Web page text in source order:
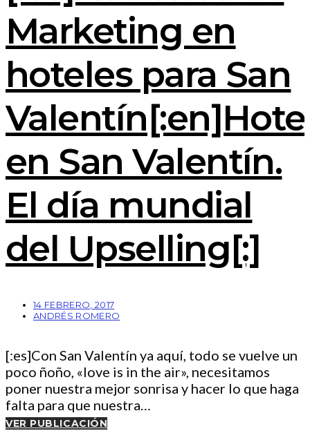
Marketing en
hoteles para San
en San Valentín.
El día mundial
del Upselling[:]
14 FEBRERO, 2017
ANDRÉS ROMERO
[:es]Con San Valentín ya aquí, todo se vuelve un
poco ñoño, «love is in the air», necesitamos
poner nuestra mejor sonrisa y hacer lo que haga
falta para que nuestra…
VER PUBLICACIÓN